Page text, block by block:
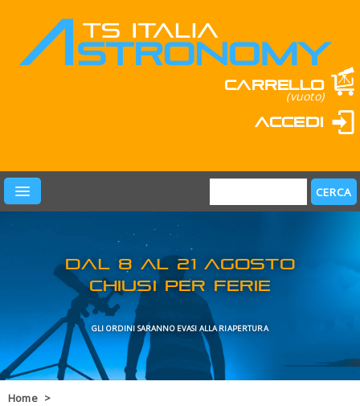
Carrello
(vuoto)
Accedi
PRODOTTI
LEARN & FUN
MARCHI
OFFERTE
Home >